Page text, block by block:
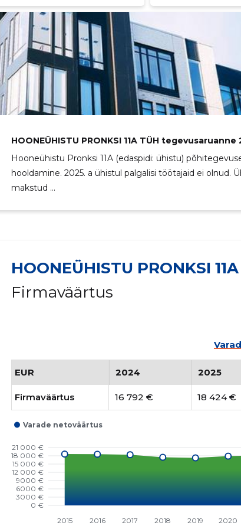
HOONEÜHISTU PRONKSI 11A TÜH tegevusaruanne
Hooneühistu Pronksi 11A (edaspidi: ühistu)
hooldamine. 2025. a ühistul palgalisi töötajaid ei olnud.
makstud ...
HOONEÜHISTU PRONKSI
Firmaväärtus
EUR 2024 2025
Firmaväärtus 16 792 € 18 424 €